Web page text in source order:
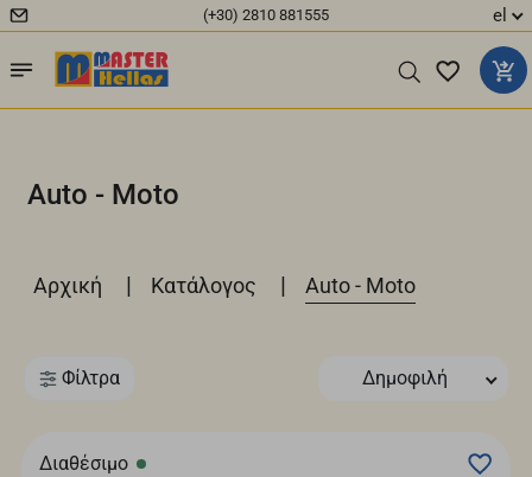
(+30) 2810 881555 el
Auto - Moto
Αρχική | Κατάλογος | Auto - Moto
Φίλτρα Δημοφιλή
Διαθέσιμο